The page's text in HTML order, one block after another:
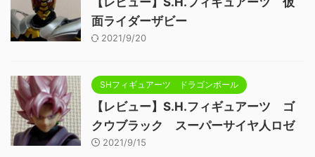
面ライダーザビー
2021/9/20
SHフィギュアーツ ドラゴンボール
【レビュー】S.H.フィギュアーツ ゴ
クウブラック スーパーサイヤ人ロゼ
2021/9/15